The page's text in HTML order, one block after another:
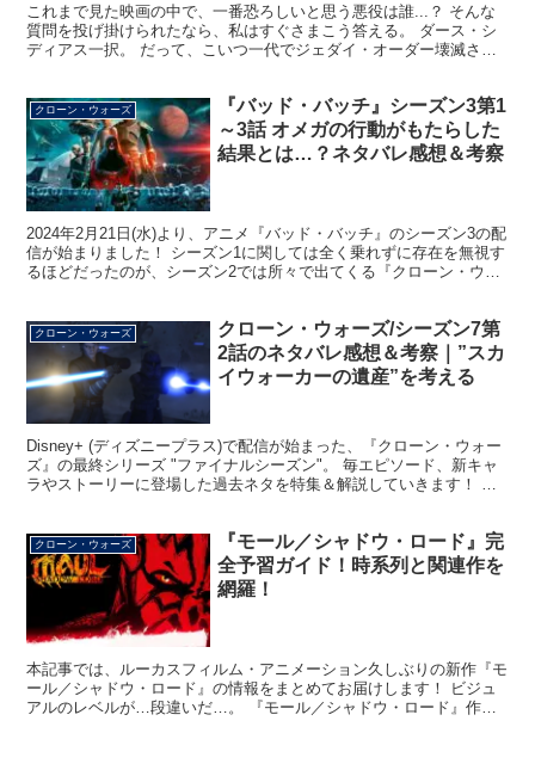
これまで見た映画の中で、一番恐ろしいと思う悪役は誰...？ そんな
質問を投げ掛けられたなら、私はすぐさまこう答える。 ダース・シ
ディアス一択。 だって、こいつ一代でジェダイ・オーダー壊滅させ
クローン・ウォーズ
『バッド・バッチ』シーズン3第1
～3話 オメガの行動がもたらした
結果とは…？ネタバレ感想＆考察
2024年2月21日(水)より、アニメ『バッド・バッチ』のシーズン3の配
信が始まりました！ シーズン1に関しては全く乗れずに存在を無視す
るほどだったのが、シーズン2では所々で出てくる『クローン・ウォ
クローン・ウォーズ
クローン・ウォーズ/シーズン7第
2話のネタバレ感想＆考察｜”スカ
イウォーカーの遺産”を考える
Disney+ (ディズニープラス)で配信が始まった、『クローン・ウォー
ズ』の最終シリーズ "ファイナルシーズン"。 毎エピソード、新キャ
ラやストーリーに登場した過去ネタを特集＆解説していきます！ 今
クローン・ウォーズ
『モール／シャドウ・ロード』完
全予習ガイド！時系列と関連作を
網羅！
本記事では、ルーカスフィルム・アニメーション久しぶりの新作『モ
ール／シャドウ・ロード』の情報をまとめてお届けします！ ビジュ
アルのレベルが…段違いだ…。 『モール／シャドウ・ロード』作品